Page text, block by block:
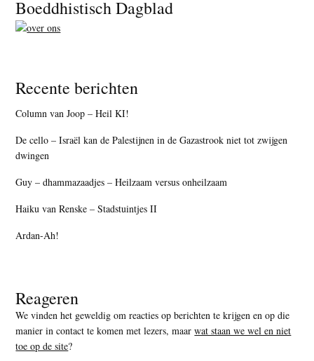
Boeddhistisch Dagblad
Recente berichten
Column van Joop – Heil KI!
De cello – Israël kan de Palestijnen in de Gazastrook niet tot zwijgen
dwingen
Guy – dhammazaadjes – Heilzaam versus onheilzaam
Haiku van Renske – Stadstuintjes II
Ardan-Ah!
Reageren
We vinden het geweldig om reacties op berichten te krijgen en op die
manier in contact te komen met lezers, maarwat staan we wel en niet
toe op de site?